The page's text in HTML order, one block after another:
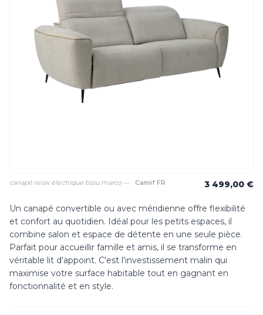
canapé relax électrique tissu marco — Camif FR 3 499,00 €
Un canapé convertible ou avec méridienne offre flexibilité
et confort au quotidien. Idéal pour les petits espaces, il
combine salon et espace de détente en une seule pièce.
Parfait pour accueillir famille et amis, il se transforme en
véritable lit d'appoint. C'est l'investissement malin qui
maximise votre surface habitable tout en gagnant en
fonctionnalité et en style.